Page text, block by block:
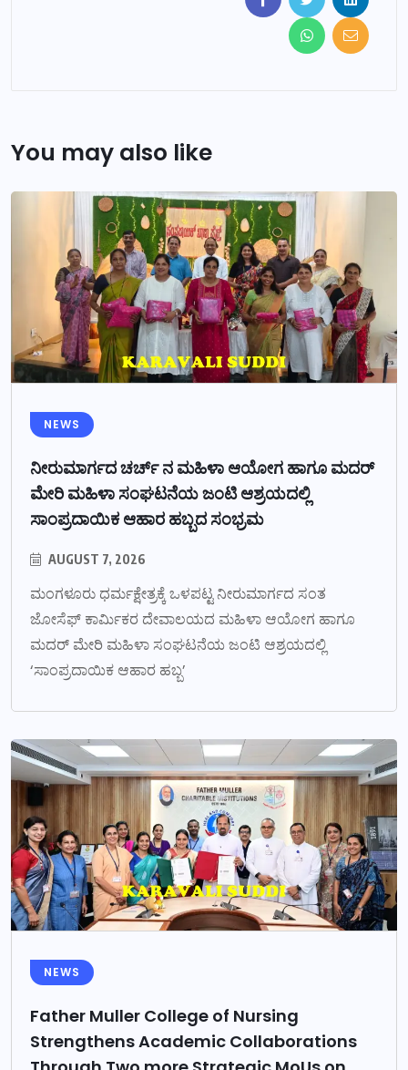
You may also like
NEWS
ನೀರುಮಾರ್ಗದ ಚರ್ಚ್ ನ ಮಹಿಳಾ ಆಯೋಗ ಹಾಗೂ ಮದರ್
ಮೇರಿ ಮಹಿಳಾ ಸಂಘಟನೆಯ ಜಂಟಿ ಆಶ್ರಯದಲ್ಲಿ
ಸಾಂಪ್ರದಾಯಿಕ ಆಹಾರ ಹಬ್ಬದ ಸಂಭ್ರಮ
AUGUST 7, 2026
ಮಂಗಳೂರು ಧರ್ಮಕ್ಷೇತ್ರಕ್ಕೆ ಒಳಪಟ್ಟ ನೀರುಮಾರ್ಗದ ಸಂತ
ಜೋಸೆಫ್ ಕಾರ್ಮಿಕರ ದೇವಾಲಯದ ಮಹಿಳಾ ಆಯೋಗ ಹಾಗೂ
ಮದರ್ ಮೇರಿ ಮಹಿಳಾ ಸಂಘಟನೆಯ ಜಂಟಿ ಆಶ್ರಯದಲ್ಲಿ
‘ಸಾಂಪ್ರದಾಯಿಕ ಆಹಾರ ಹಬ್ಬ’
NEWS
Father Muller College of Nursing
Strengthens Academic Collaborations